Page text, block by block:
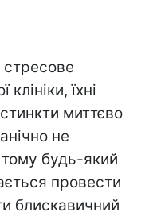
їхні
миттєво
не
будь-який
провести
блискавичний